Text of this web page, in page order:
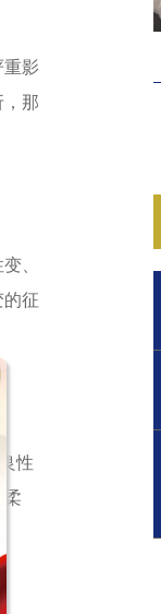
影
那
、
征
性
柔